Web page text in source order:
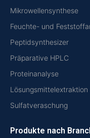
Mikrowellensynthese
Feuchte- und
Peptidsynthesizer
Präparative HPLC
Proteinanalyse
Lösungsmittelextraktion
Sulfatveraschung
Produkte nach